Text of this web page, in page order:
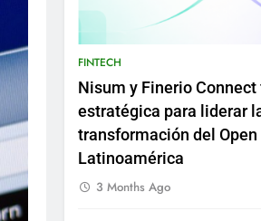
FINTECH
Nisum y Finerio
estratégica para liderar
transformación del Open
Latinoamérica
3 Months Ago